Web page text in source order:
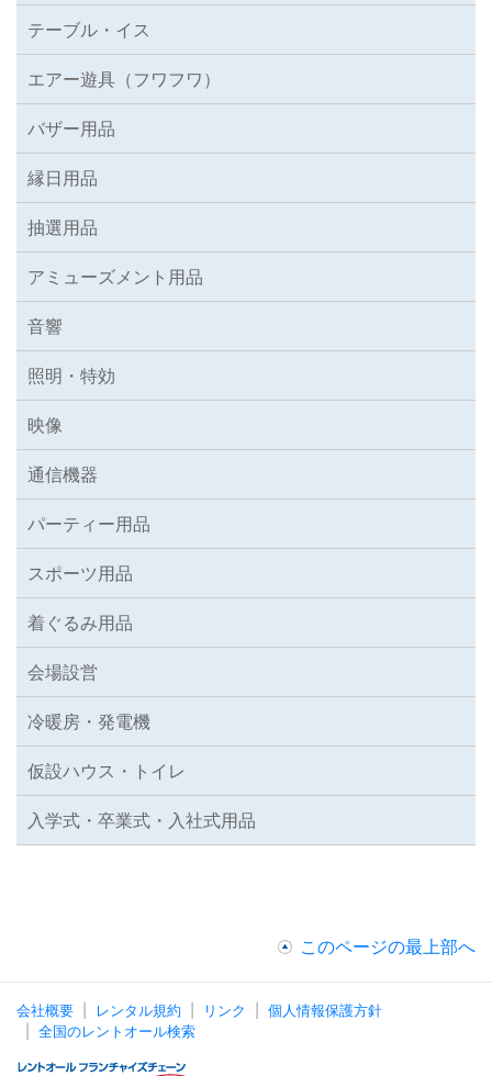
テーブル・イス
エアー遊具（フワフワ）
バザー用品
縁日用品
抽選用品
アミューズメント用品
音響
照明・特効
映像
通信機器
パーティー用品
スポーツ用品
着ぐるみ用品
会場設営
冷暖房・発電機
仮設ハウス・トイレ
入学式・卒業式・入社式用品
このページの最上部へ
会社概要 レンタル規約 リンク
個人情報保護方針
全国のレントオール検索